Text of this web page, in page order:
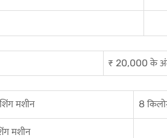
₹ 20,000 के
मशीन 8
मशीन